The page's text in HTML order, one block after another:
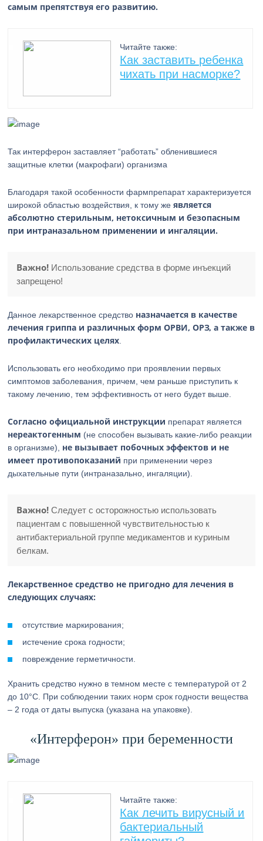
самым препятствуя его развитию.
Читайте также:
Как заставить ребенка
чихать при насморке?
Так интерферон заставляет “работать” обленившиеся
защитные клетки (макрофаги) организма
Благодаря такой особенности фармпрепарат характеризуется
широкой областью воздействия, к тому жеявляется
абсолютно стерильным, нетоксичным и безопасным
при интраназальном применении и ингаляции.
Важно! Использование средства в форме инъекций
запрещено!
Данное лекарственное средство назначается в качестве
лечения гриппа и различных форм ОРВИ, ОРЗ, а также в
профилактических целях
Использовать его необходимо при проявлении первых
симптомов заболевания, причем, чем раньше приступить к
такому лечению, тем эффективность от него будет выше.
Согласно официальной инструкции препарат является
нереактогенным (не способен вызывать какие-либо реакции
в организме), не вызывает побочных эффектов и не
имеет противопоказаний при применении через
дыхательные пути (интраназально, ингаляции).
Важно! Следует с осторожностью использовать
пациентам с повышенной чувствительностью к
антибактериальной группе медикаментов и куриным
белкам.
Лекарственное средство не пригодно для лечения в
следующих случаях:
отсутствие маркирования;
истечение срока годности;
повреждение герметичности.
Хранить средство нужно в темном месте с температурой от 2
до 10°С. При соблюдении таких норм срок годности вещества
– 2 года от даты выпуска (указана на упаковке).
«Интерферон» при беременности
Читайте также:
Как лечить вирусный и
бактериальный